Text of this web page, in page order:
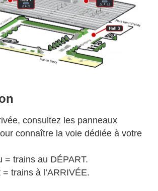
consultez les panneaux
connaître la voie dédiée à votre
= trains au DÉPART.
trains à l’ARRIVÉE.